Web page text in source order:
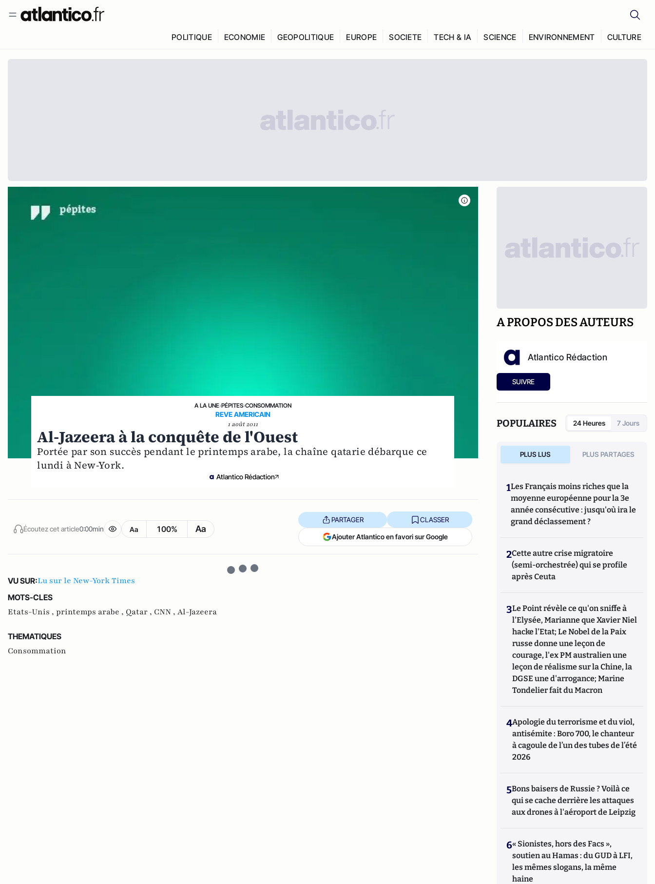
POLITIQUE ECONOMIE GEOPOLITIQUE EUROPE SOCIETE TECH & IA SCIENCE ENVIRONNEMENT CULTURE
A LA UNE›PÉPITES›CONSOMMATION
REVE AMERICAIN
1 août 2011
Al-Jazeera à la conquête de l'Ouest
Portée par son succès pendant le printemps arabe, la chaîne qatarie débarque ce
lundi à New-York.
Atlantico Rédaction
Écoutez cet article0:00min Aa 100% Aa
PARTAGER CLASSER
Ajouter Atlantico en favori sur Google
VU SUR:Lu sur le New-York Times
MOTS-CLES
Etats-Unis , printemps arabe , Qatar , CNN , Al-Jazeera
THEMATIQUES
Consommation
A PROPOS DES AUTEURS
Atlantico Rédaction
SUIVRE
POPULAIRES 24 Heures 7 Jours
PLUS LUS PLUS PARTAGES
1Les Français moins riches que la
moyenne européenne pour la 3e
année consécutive : jusqu'où ira le
grand déclassement ?
2Cette autre crise migratoire
(semi-orchestrée) qui se profile
après Ceuta
3Le Point révèle ce qu'on sniffe à
l'Elysée, Marianne que Xavier Niel
hacke l'Etat; Le Nobel de la Paix
russe donne une leçon de
courage, l'ex PM australien une
leçon de réalisme sur la Chine, la
DGSE une d'arrogance; Marine
Tondelier fait du Macron
4Apologie du terrorisme et du viol,
antisémite : Boro 700, le chanteur
à cagoule de l’un des tubes de l’été
2026
5Bons baisers de Russie ? Voilà ce
qui se cache derrière les attaques
aux drones à l'aéroport de Leipzig
6« Sionistes, hors des Facs »,
soutien au Hamas : du GUD à LFI,
les mêmes slogans, la même
haine